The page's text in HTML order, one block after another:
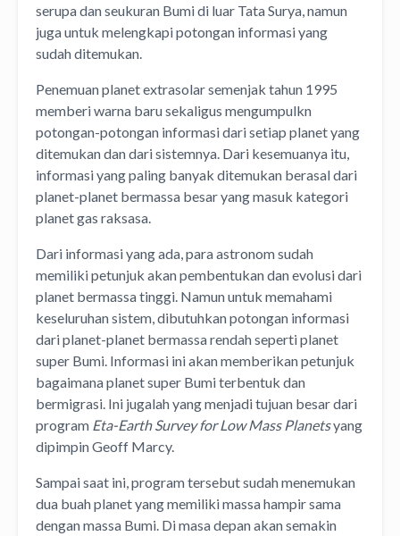
serupa dan seukuran Bumi di luar Tata Surya, namun
juga untuk melengkapi potongan informasi yang
sudah ditemukan.
Penemuan planet extrasolar semenjak tahun 1995
memberi warna baru sekaligus mengumpulkn
potongan-potongan informasi dari setiap planet yang
ditemukan dan dari sistemnya. Dari kesemuanya itu,
informasi yang paling banyak ditemukan berasal dari
planet-planet bermassa besar yang masuk kategori
planet gas raksasa.
Dari informasi yang ada, para astronom sudah
memiliki petunjuk akan pembentukan dan evolusi dari
planet bermassa tinggi. Namun untuk memahami
keseluruhan sistem, dibutuhkan potongan informasi
dari planet-planet bermassa rendah seperti planet
super Bumi. Informasi ini akan memberikan petunjuk
bagaimana planet super Bumi terbentuk dan
bermigrasi. Ini jugalah yang menjadi tujuan besar dari
program Eta-Earth Survey for Low Mass Planetsyang
dipimpin Geoff Marcy.
Sampai saat ini, program tersebut sudah menemukan
dua buah planet yang memiliki massa hampir sama
dengan massa Bumi. Di masa depan akan semakin